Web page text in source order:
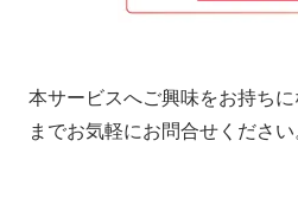
本サービスへご興味をお持ち
までお気軽にお問合せくださ